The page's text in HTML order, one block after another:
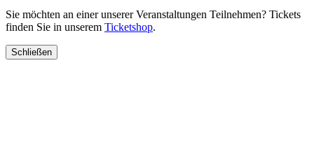
Sie möchten an einer unserer Veranstaltungen Teilnehmen? Tickets
finden Sie in unserem Ticketshop.
Schließen